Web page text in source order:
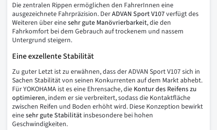
Die zentralen Rippen ermöglichen den FahrerInnen eine
ausgezeichnete Fahrpräzision. DerADVAN Sport V107verfügt des
Weiteren über einesehrgute Manövrierbarkeit, die den
Fahrkomfort bei dem Gebrauch auf trockenem und nassem
Untergrund steigern.
Eine exzellente Stabilität
Zu guter Letzt ist zu erwähnen, dass der ADVAN Sport V107 sich in
Sachen Stabilität von seinen Konkurrenten auf dem Markt abhebt.
Für YOKOHAMA ist es eine Ehrensache, die Konturdes Reifenszu
optimieren, indem er sie verbreitert, sodass die Kontaktfläche
zwischen Reifen und Boden erhöht wird. Diese Konzeption bewirkt
einesehrguteStabilität insbesondere bei hohen
Geschwindigkeiten.